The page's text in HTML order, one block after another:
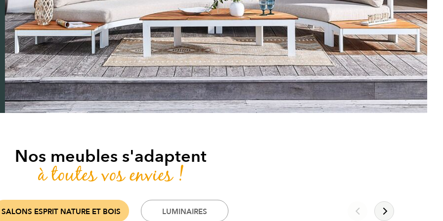
Leather!
JE DÉCOUVRE
DÉCOUVREZ LA COLLECTION 2026
Nos meubles s'adaptent
à toutes vos envies !
SALONS ESPRIT NATURE ET BOIS LUMINAIRES